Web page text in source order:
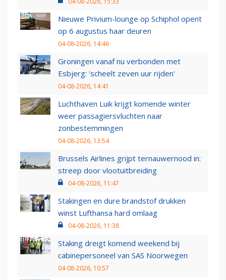
Nieuwe Privium-lounge op Schiphol opent
op 6 augustus haar deuren
04-08-2026, 14:46
Groningen vanaf nu verbonden met
Esbjerg: 'scheelt zeven uur rijden'
04-08-2026, 14:41
Luchthaven Luik krijgt komende winter
weer passagiersvluchten naar
zonbestemmingen
04-08-2026, 13:54
Brussels Airlines grijpt ternauwernood in:
streep door vlootuitbreiding
04-08-2026, 11:47
Stakingen en dure brandstof drukken
winst Lufthansa hard omlaag
04-08-2026, 11:38
Staking dreigt komend weekend bij
cabinepersoneel van SAS Noorwegen
04-08-2026, 10:57